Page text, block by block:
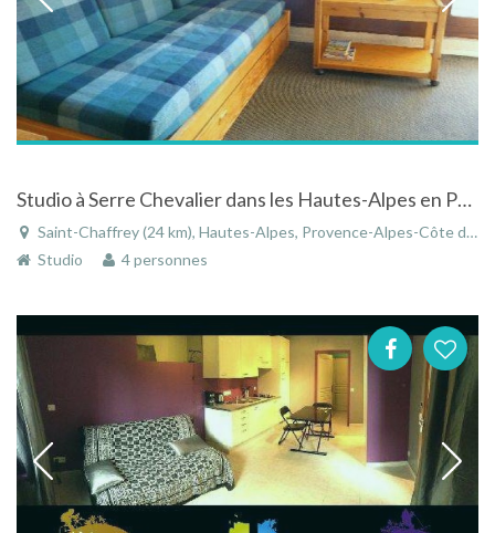
Studio à Serre Chevalier dans les Hautes-Alpes en Provence-Alpes-Côte d'Azur
Saint-Chaffrey (24 km), Hautes-Alpes, Provence-Alpes-Côte d'Azur, France
Studio
4 personnes